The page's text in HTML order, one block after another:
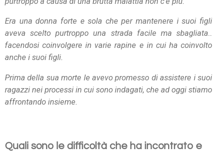
Era una donna forte e sola che per mantenere i suoi figli
aveva scelto purtroppo una strada facile ma sbagliata..
facendosi coinvolgere in varie rapine e in cui ha coinvolto
anche i suoi figli.
Prima della sua morte le avevo promesso di assistere i suoi
ragazzi nei processi in cui sono indagati, che ad oggi stiamo
affrontando insieme.
Quali sono le difficoltà che ha incontrato e